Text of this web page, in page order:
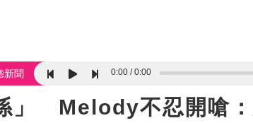
新聞 0:00 0:00
」 Melody不忍開嗆